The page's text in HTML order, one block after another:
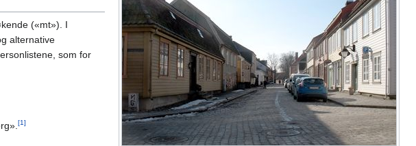
(«mt»). I
alternative
som for
[1]